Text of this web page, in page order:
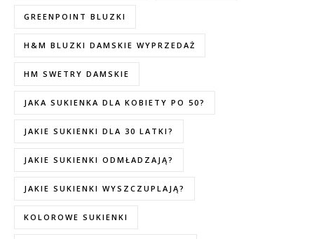
GREENPOINT BLUZKI
H&M BLUZKI DAMSKIE WYPRZEDAŻ
HM SWETRY DAMSKIE
JAKA SUKIENKA DLA KOBIETY PO 50?
JAKIE SUKIENKI DLA 30 LATKI?
JAKIE SUKIENKI ODMŁADZAJĄ?
JAKIE SUKIENKI WYSZCZUPLAJĄ?
KOLOROWE SUKIENKI